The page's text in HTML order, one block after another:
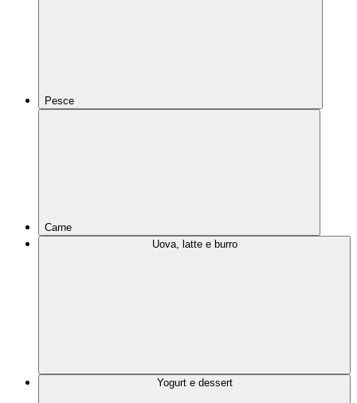
Pesce
Carne
Uova, latte e burro
Yogurt e dessert